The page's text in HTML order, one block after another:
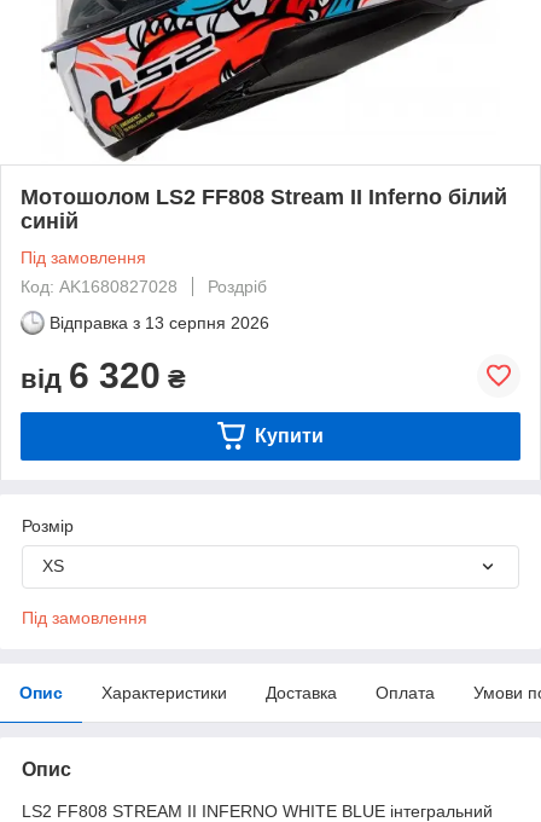
Мотошолом LS2 FF808 Stream II Inferno білий
синій
Під замовлення
Код: AK1680827028
Роздріб
Відправка з 13 серпня 2026
від 6 320 ₴
Купити
Розмір
XS
Під замовлення
Опис Характеристики Доставка Оплата Умови
Опис
LS2 FF808 STREAM II INFERNO WHITE BLUE інтегральний